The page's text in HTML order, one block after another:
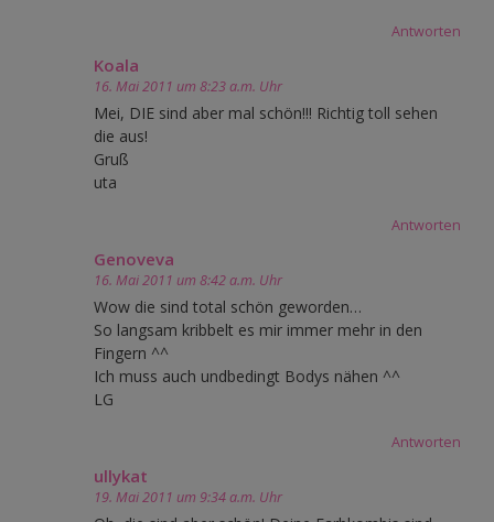
Antworten
Koala
16. Mai 2011 um 8:23 a.m. Uhr
Mei, DIE sind aber mal schön!!! Richtig toll sehen
die aus!
Gruß
uta
Antworten
Genoveva
16. Mai 2011 um 8:42 a.m. Uhr
Wow die sind total schön geworden…
So langsam kribbelt es mir immer mehr in den
Fingern ^^
Ich muss auch undbedingt Bodys nähen ^^
LG
Antworten
ullykat
19. Mai 2011 um 9:34 a.m. Uhr